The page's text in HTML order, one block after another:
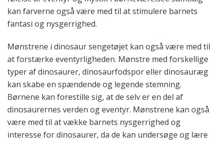
kan farverne også være med til at stimulere barnets
fantasi og nysgerrighed.
Mønstrene i dinosaur sengetøjet kan også være med til
at forstærke eventyrligheden. Mønstre med forskellige
typer af dinosaurer, dinosaurfodspor eller dinosauræg
kan skabe en spændende og legende stemning.
Børnene kan forestille sig, at de selv er en del af
dinosaurernes verden og eventyr. Mønstrene kan også
være med til at vække barnets nysgerrighed og
interesse for dinosaurer, da de kan undersøge og lære